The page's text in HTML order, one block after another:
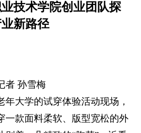
技术学院创业团队探
新路径
者 孙雪梅
年大学的试穿体验活动现场，
一款面料柔软、版型宽松的外